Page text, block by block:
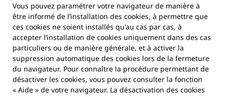
Vous pouvez paramétrer votre navigateur de manière à
être informé de l’installation des cookies, à permettre que
ces cookies ne soient installés qu'au cas par cas, à
accepter l’installation de cookies uniquement dans des cas
particuliers ou de manière générale, et à activer la
suppression automatique des cookies lors de la fermeture
du navigateur. Pour connaître la procédure permettant de
désactiver les cookies, vous pouvez consulter la fonction
« Aide » de votre navigateur. La désactivation des cookies